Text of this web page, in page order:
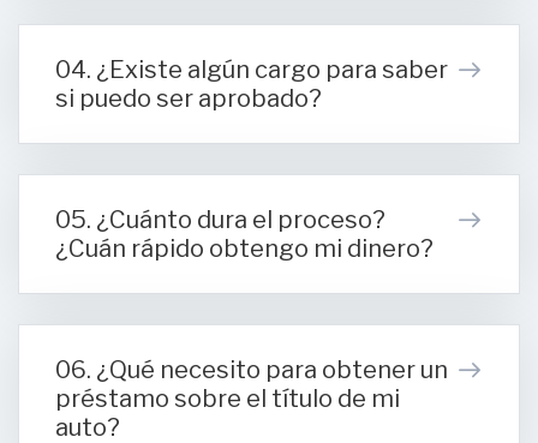
04. ¿Existe algún cargo para saber
si puedo ser aprobado?
05. ¿Cuánto dura el proceso?
¿Cuán rápido obtengo mi dinero?
06. ¿Qué necesito para obtener un
préstamo sobre el título de mi
auto?